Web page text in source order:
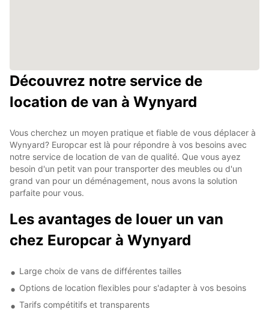
Découvrez notre service de
location de van à Wynyard
Vous cherchez un moyen pratique et fiable de vous déplacer à
Wynyard? Europcar est là pour répondre à vos besoins avec
notre service de location de van de qualité. Que vous ayez
besoin d'un petit van pour transporter des meubles ou d'un
grand van pour un déménagement, nous avons la solution
parfaite pour vous.
Les avantages de louer un van
chez Europcar à Wynyard
Large choix de vans de différentes tailles
Options de location flexibles pour s'adapter à vos besoins
Tarifs compétitifs et transparents